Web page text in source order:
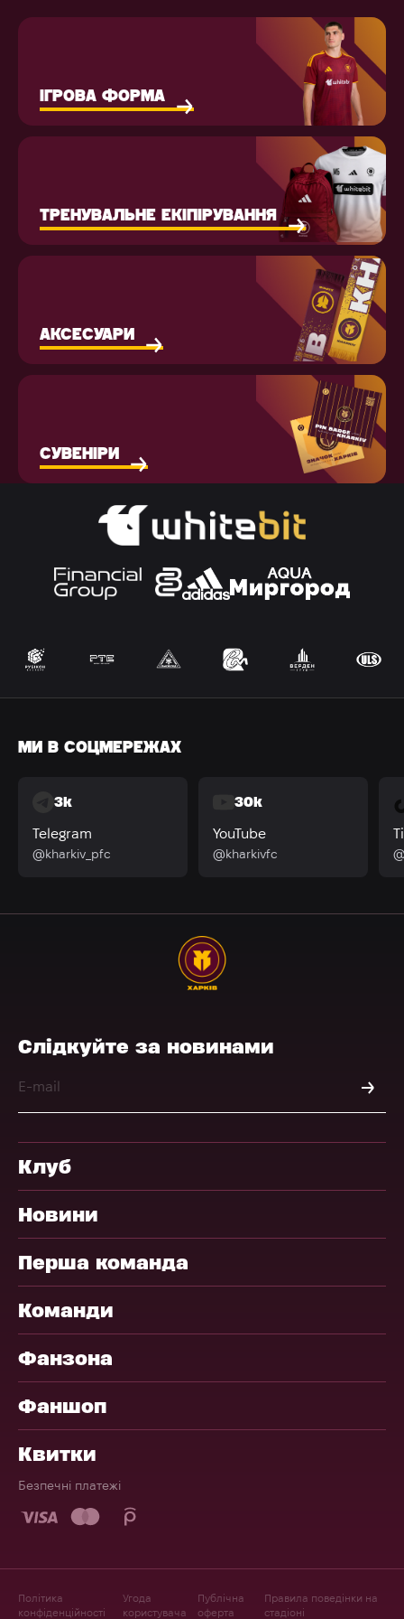
ІГРОВА ФОРМА
ТРЕНУВАЛЬНЕ ЕКІПІРУВАННЯ
АКСЕСУАРИ
СУВЕНІРИ
МИ В СОЦМЕРЕЖАХ
3k
Telegram
@kharkiv_pfc
30k
YouTube
@kharkivfc
Слідкуйте за новинами
Клуб
Новини
Перша команда
Команди
Фанзона
Фаншоп
Квитки
Безпечні платежі
Політика
конфіденційності
Угода
користувача
Публічна
оферта
Правила поведінки на
стадіоні